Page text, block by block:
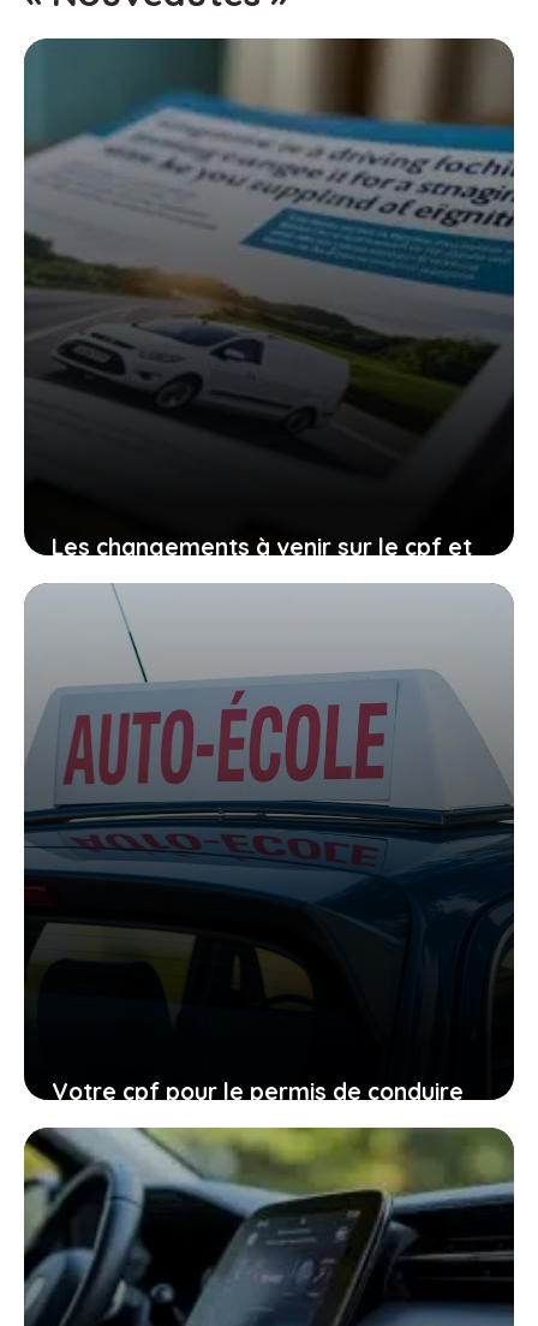
Les changements à venir sur le cpf et
le permis de conduire, comment vous
organiser avant qu’il ne soit trop tard
27 janvier 2026
Votre cpf pour le permis de conduire
expire en 2026, ne laissez pas filer
cette ultime chance
27 janvier 2026